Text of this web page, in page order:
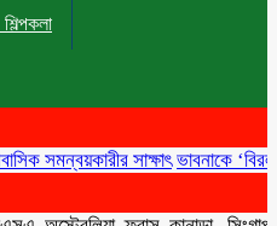
সাক্ষাৎ ভাবনাকে ‘বিরল